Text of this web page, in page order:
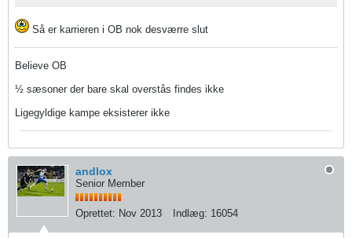
Så er karrieren i OB nok desværre slut
Believe OB
½ sæsoner der bare skal overstås findes ikke
Ligegyldige kampe eksisterer ikke
andlox
Senior Member
Oprettet: Nov 2013 Indlæg: 16054